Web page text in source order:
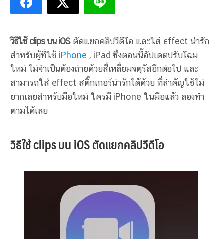
วิธีใช้ clips บน iOSตัดแยกคลิปวีดีโอ และใส่ effect น่ารัก
สำหรับผู้ที่ใช้ iPhone , iPad ซึ่งตอนนี้อัปเดตปรับโฉม
ใหม่ ไม่จำเป็นต้องถ่ายด้วยสี่เหลี่ยมจตุรัสอีกต่อไป และ
สามารถใส่ effect สติ๊กเกอร์น่ารักได้ด้วย ที่สำคัญใช้ไม่
ยากเลยสำหรับมือใหม่ ใครมี iPhone ในมือแล้ว ลองทำ
ตามได้เลย
วิธีใช้ clips บน iOS ตัดแยกคลิปวีดีโอ